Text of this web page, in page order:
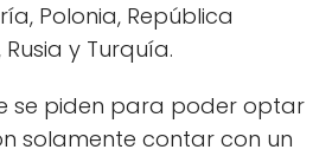
Polonia, República
y Turquía.
se piden para poder optar
solamente contar con un